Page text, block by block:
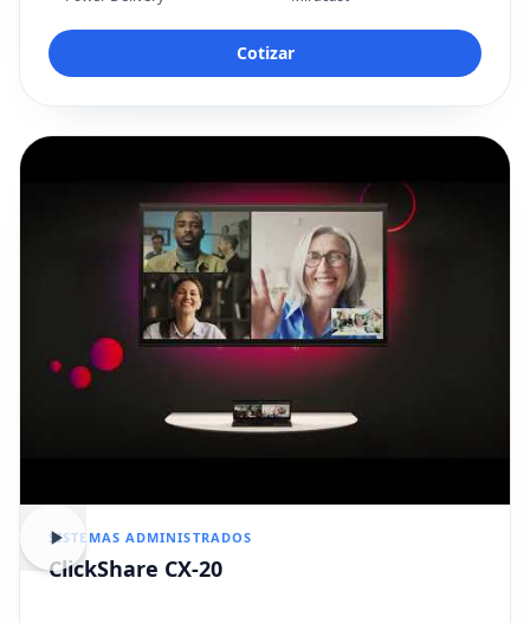
Cotizar
SISTEMAS ADMINISTRADOS
ClickShare CX-20